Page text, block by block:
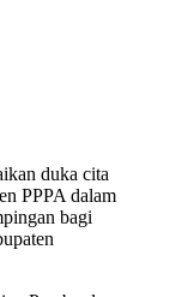
duka cita
PPPA dalam
bagi